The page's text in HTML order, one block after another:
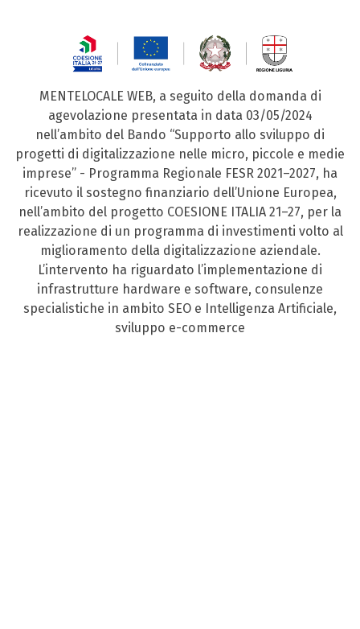
MENTELOCALE WEB, a seguito della domanda di
agevolazione presentata in data 03/05/2024
nell’ambito del Bando “Supporto allo sviluppo di
progetti di digitalizzazione nelle micro, piccole e medie
imprese” - Programma Regionale FESR 2021–2027, ha
ricevuto il sostegno finanziario dell’Unione Europea,
nell’ambito del progetto COESIONE ITALIA 21–27, per la
realizzazione di un programma di investimenti volto al
miglioramento della digitalizzazione aziendale.
L’intervento ha riguardato l’implementazione di
infrastrutture hardware e software, consulenze
specialistiche in ambito SEO e Intelligenza Artificiale,
sviluppo e-commerce